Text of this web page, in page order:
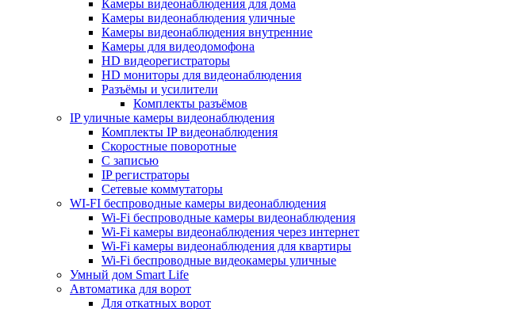
Камеры видеонаблюдения для дома
Камеры видеонаблюдения уличные
Камеры видеонаблюдения внутренние
Камеры для видеодомофона
HD видеорегистраторы
HD мониторы для видеонаблюдения
Разъёмы и усилители
Комплекты разъёмов
IP уличные камеры видеонаблюдения
Комплекты IP видеонаблюдения
Скоростные поворотные
С записью
IP регистраторы
Сетевые коммутаторы
WI-FI беспроводные камеры видеонаблюдения
Wi-Fi беспроводные камеры видеонаблюдения
Wi-Fi камеры видеонаблюдения через интернет
Wi-Fi камеры видеонаблюдения для квартиры
Wi-Fi беспроводные видеокамеры уличные
Умный дом Smart Life
Автоматика для ворот
Для откатных ворот